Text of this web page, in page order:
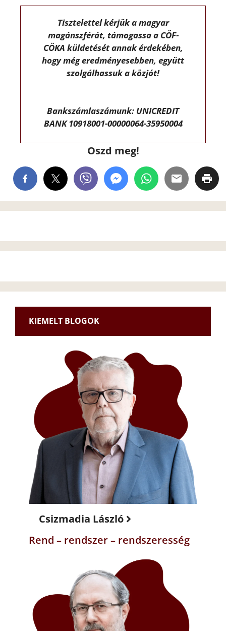
Tisztelettel kérjük a magyar
magánszférát, támogassa a CÖF-
CÖKA küldetését annak érdekében,
hogy még eredményesebben, együtt
szolgálhassuk a közjót!
Bankszámlaszámunk: UNICREDIT
BANK 10918001-00000064-35950004
Oszd meg!
KIEMELT BLOGOK
Csizmadia László
Rend – rendszer – rendszeresség